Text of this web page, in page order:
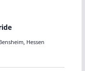
Hessen